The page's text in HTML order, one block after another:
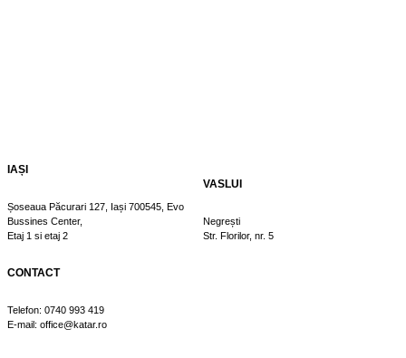
IAȘI
Șoseaua Păcurari 127, Iași 700545, Evo
Bussines Center,
Etaj 1 si etaj 2
VASLUI
Negrești
Str. Florilor, nr. 5
CONTACT
Telefon: 0740 993 419
E-mail: office@katar.ro